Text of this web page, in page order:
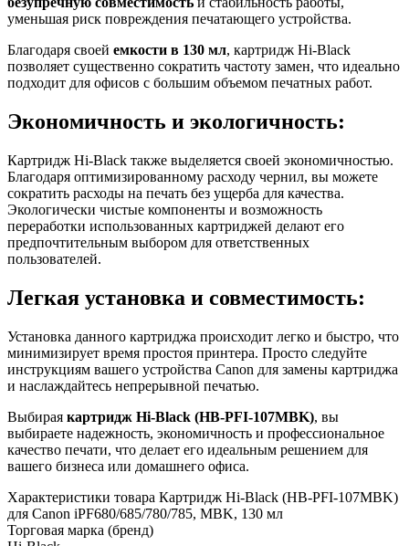
уменьшая риск повреждения печатающего устройства.
Благодаря своей емкости в 130 мл, картридж Hi-Black
позволяет существенно сократить частоту замен, что идеально
подходит для офисов с большим объемом печатных работ.
Экономичность и экологичность:
Картридж Hi-Black также выделяется своей экономичностью.
Благодаря оптимизированному расходу чернил, вы можете
сократить расходы на печать без ущерба для качества.
Экологически чистые компоненты и возможность
переработки использованных картриджей делают его
предпочтительным выбором для ответственных
пользователей.
Легкая установка и совместимость:
Установка данного картриджа происходит легко и быстро, что
минимизирует время простоя принтера. Просто следуйте
инструкциям вашего устройства Canon для замены картриджа
и наслаждайтесь непрерывной печатью.
Выбирая картридж Hi-Black (HB-PFI-107MBK), вы
выбираете надежность, экономичность и профессиональное
качество печати, что делает его идеальным решением для
вашего бизнеса или домашнего офиса.
Характеристики товара Картридж Hi-Black (HB-PFI-107MBK)
для Canon iPF680/685/780/785, MBK, 130 мл
Торговая марка (бренд)